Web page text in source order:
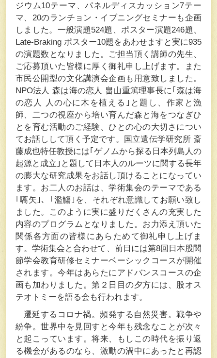
ジウム10テーマ、パネルディスカッション7テー
マ、20のランチョン・イブニングセミナーも企画
しました。一般演題524題、ポスター演題246題、
Late-Braking ポスター10題をあわせますと実に935
の演題数となりました。ご担当頂く講師の先生、
ご応募頂いた皆様に厚く御礼申し上げます。また
市民公開型の文化講演会企画も用意致しました。
NPO法人 森は海の恋人 畠山重篤理事長に｢森は海
の恋人 人の心に木を植える｣と題し、作家と漁
師、二つの視座から培い育んだ森と海をつなぎひ
とを育む活動のご経験、ひとの心の大切さについ
てお話しして頂く予定です。国立遺伝学研究所 斎
藤成也特任教授には｢ゲノムから探る日本列島人の
起源と成立｣と題して日本人のルーツに関する長年
の膨大な研究成果をお話し頂けることになってい
ます。お二人のお話は、学術集会のテーマである
｢嚆矢｣、｢濫觴｣を、それぞれ意識してお願い致し
ました。このように実に盛りだくさんの充実した
内容のプログラムとなりました。お力添え頂いた
関係各方面の皆様にあらためて御礼申し上げま
す。学術集会と合わせて、前日には第8回日本股関
節学会教育研修セミナーベーシックコースが開催
されます。今年はあらたにアドバンスコースの企
画も加わりました。第２日目の夕方には、股オス
テオトミーを語る会も行われます。
遷延するコロナ禍。頻発する自然災害。戦争や
紛争。世界中を見回すと今年も残念なことが次々
と起こっています。将来、もしこの時代を振り返
る機会があるのなら、激動の渦中にあったと再認